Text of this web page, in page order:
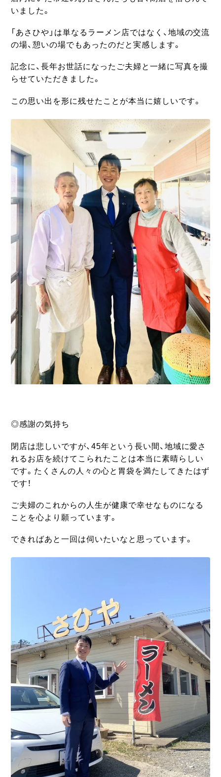
いました。
「あさひや」は単なるラーメン店ではなく、地域の交流
の場、憩いの場でもあったのだと実感します。
記念に、長年お世話になったご夫婦と一緒に写真を撮
らせていただきました。
この思い出を形に残せたことが本当に嬉しいです。
◎感謝の気持ち
閉店は悲しいですが、45年という長い間、地域に愛さ
れるお店を続けてこられたことは本当に素晴らしい
です。たくさんの人々の心と胃袋を満たしてきたはず
です！
ご夫婦のこれからの人生が健康で幸せなものになる
ことを心より願っています。
できればあと一回は伺いたいなと思っています。